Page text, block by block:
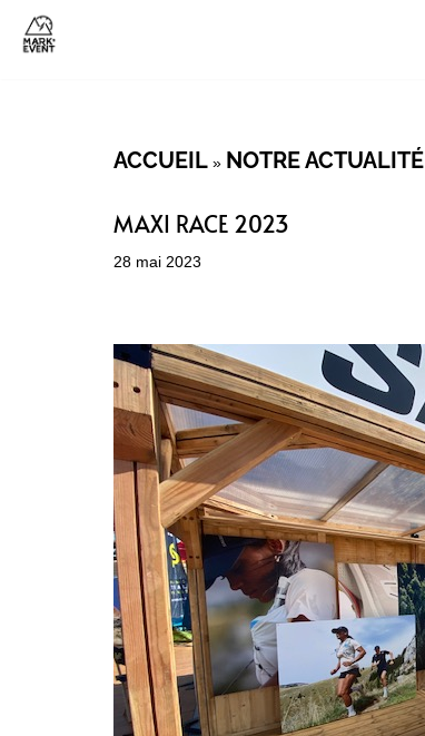
ALLER
ACCUEIL » NOTRE ACTUALITÉ
MAXI RACE 2023
28 mai 2023